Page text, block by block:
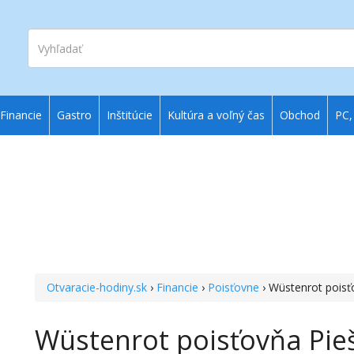
Vyhľadať
Otvaracie-hodiny.sk › Financie › Poisťovne › Wüstenrot
Wüstenrot poisťovňa
Financie Gastro Inštitúcie Kultúra a voľný čas Obchod